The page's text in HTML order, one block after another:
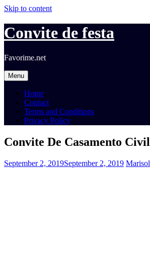
Skip to content
Convite de festa
Favorime.net
Menu
Home
Contact
Terms and Conditions
Privacy Policy
Convite De Casamento Civil
September 2, 2019September 2, 2019 Marisol